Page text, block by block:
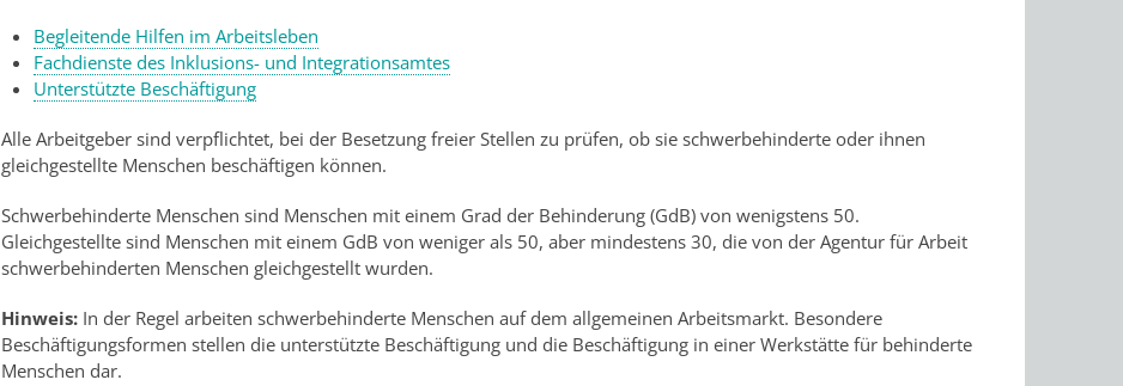
Begleitende Hilfen im Arbeitsleben
Fachdienste des Inklusions- und Integrationsamtes
Unterstützte Beschäftigung
Alle Arbeitgeber sind verpflichtet, bei der Besetzung freier Stellen zu prüfen, ob sie schwerbehinderte oder ihnen
gleichgestellte Menschen beschäftigen können.
Schwerbehinderte Menschen sind Menschen mit einem Grad der Behinderung (GdB) von wenigstens 50.
Gleichgestellte sind Menschen mit einem GdB von weniger als 50, aber mindestens 30, die von der Agentur für Arbeit
schwerbehinderten Menschen gleichgestellt wurden.
Hinweis: In der Regel arbeiten schwerbehinderte Menschen auf dem allgemeinen Arbeitsmarkt. Besondere
Beschäftigungsformen stellen die unterstützte Beschäftigung und die Beschäftigung in einer Werkstätte für behinderte
Menschen dar.